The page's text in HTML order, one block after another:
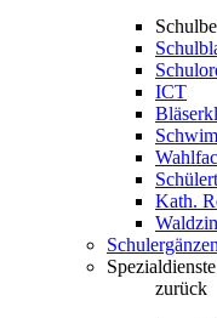
ICT
Kath.
Spezialdienste
zurück